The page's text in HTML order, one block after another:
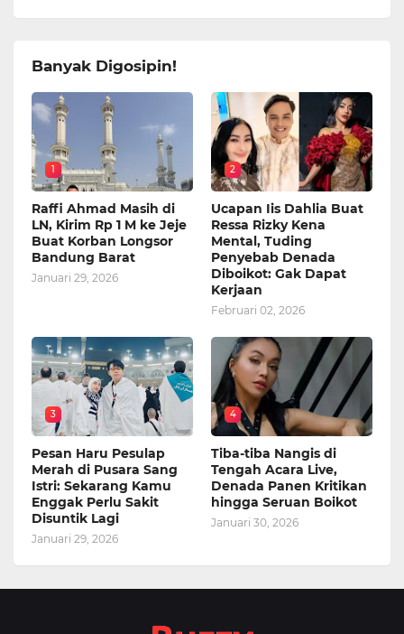
Banyak Digosipin!
1
Raffi Ahmad Masih di
LN, Kirim Rp 1 M ke Jeje
Buat Korban Longsor
Bandung Barat
Januari 29, 2026
2
Ucapan Iis Dahlia Buat
Ressa Rizky Kena
Mental, Tuding
Penyebab Denada
Diboikot: Gak Dapat
Kerjaan
Februari 02, 2026
3
Pesan Haru Pesulap
Merah di Pusara Sang
Istri: Sekarang Kamu
Enggak Perlu Sakit
Disuntik Lagi
Januari 29, 2026
4
Tiba-tiba Nangis di
Tengah Acara Live,
Denada Panen Kritikan
hingga Seruan Boikot
Januari 30, 2026